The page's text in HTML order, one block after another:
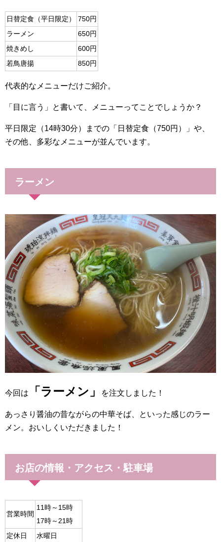
日替定食（平日限定）
750円
ラーメン
650円
焼きめし
600円
若鳥唐揚
850円
代表的なメニューだけご紹介。
「目に言う」と書いて、メニューってことでしょうか？
平日限定（14時30分）までの「日替定食（750円）」や、
その他、多彩なメニューが並んでいます。
ラーメン
今回は 「ラーメン」 を注文しました！
あっさり醤油の昔ながらの中華そば、といった感じのラー
メン。おいしくいただきました！
お店の情報・アクセス・駐車場
営業時間
11時～15時
17時～21時
定休日
水曜日